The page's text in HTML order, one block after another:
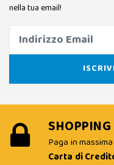
nella tua email!
Paga in
Carta di